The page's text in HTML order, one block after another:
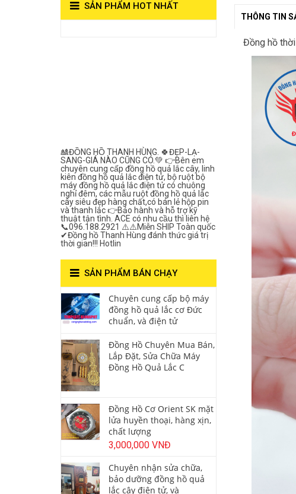
THÔNG TIN
Đồng hồ
SẢN PHẨM HOT NHẤT
🎎ĐỒNG HỒ THANH HÙNG. 🍀ĐẸP-LẠ-
SANG-GIÁ NÀO CŨNG CÓ.💚 👉Bên em
chuyên cung cấp đồng hồ quả lắc cây, linh
kiên đồng hồ quả lắc điện tử, bộ ruột bộ
máy đồng hồ quả lắc điện tử có chuông
nghỉ đêm, các mẫu ruột đồng hồ quả lắc
cây siêu đẹp hàng chất,có bán lẻ hộp pin
và thanh lắc 👉Bảo hành và hỗ trợ kỹ
thuật tận tình. ACE có nhu cầu thì liên hệ
📞096.188.2921 ⚠️⚠️Miễn SHIP Toàn quốc
✔Đồng hồ Thanh Hùng đánh thức giá trị
thời gian!!! Hotlin
SẢN PHẨM BÁN CHẠY
Chuyên cung cấp bộ máy
đồng hồ quả lắc cơ Đức
chuẩn, và điện tử
Đồng Hồ Chuyên Mua Bán,
Lắp Đặt, Sửa Chữa Máy
Đồng Hồ Quả Lắc C
Đồng Hồ Cơ Orient SK mặt
lửa huyền thoại, hàng xịn,
chất lượng
3,000,000 VNĐ
Chuyên nhận sửa chữa,
bảo dưỡng đồng hồ quả
lắc cây điện tử, và